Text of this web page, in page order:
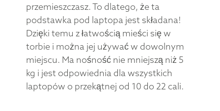
przemieszczasz. To dlatego, że ta
podstawka pod laptopa jest składana!
Dzięki temu z łatwością mieści się w
torbie i można jej używać w dowolnym
miejscu. Ma nośność nie mniejszą niż 5
kg i jest odpowiednia dla wszystkich
laptopów o przekątnej od 10 do 22 cali.